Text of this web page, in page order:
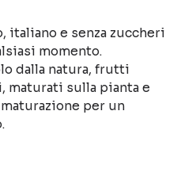
italiano e senza zuccheri
momento.
dalla natura, frutti
maturati sulla pianta e
per un